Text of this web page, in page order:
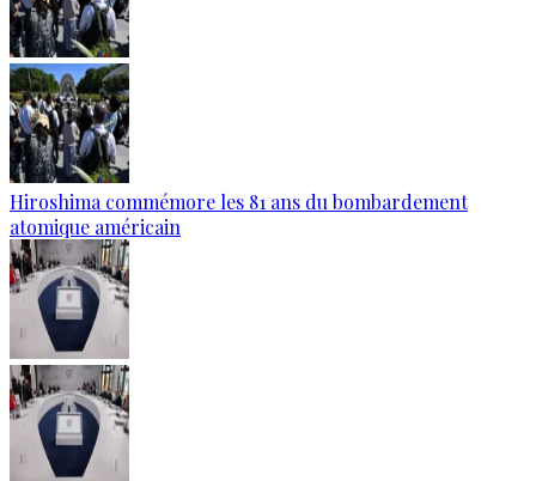
Hiroshima commémore les 81 ans du bombardement
atomique américain